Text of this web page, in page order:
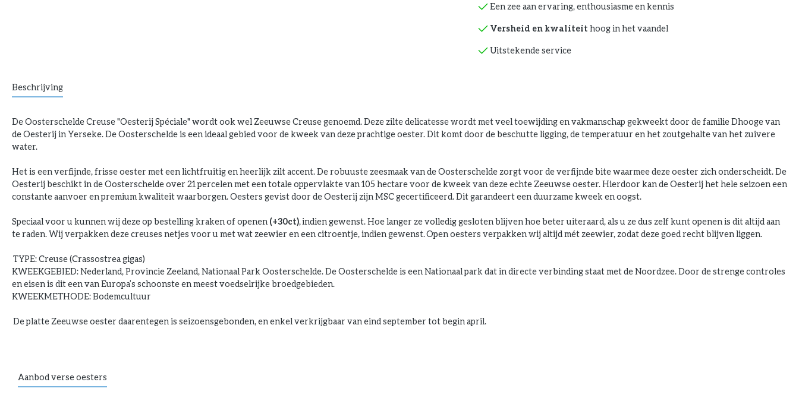
Een zee aan ervaring, enthousiasme en kennis
Versheid en kwaliteit hoog in het vaandel
Uitstekende service
Beschrijving
De Oosterschelde Creuse "Oesterij Spéciale" wordt ook wel Zeeuwse Creuse genoemd. Deze zilte delicatesse wordt met veel toewijding en vakmanschap gekweekt door de familie Dhooge van
de Oesterij in Yerseke. De Oosterschelde is een ideaal gebied voor de kweek van deze prachtige oester. Dit komt door de beschutte ligging, de temperatuur en het zoutgehalte van het zuivere
water.
Het is een verfijnde, frisse oester met een lichtfruitig en heerlijk zilt accent. De robuuste zeesmaak van de Oosterschelde zorgt voor de verfijnde bite waarmee deze oester zich onderscheidt. De
Oesterij beschikt in de Oosterschelde over 21 percelen met een totale oppervlakte van 105 hectare voor de kweek van deze echte Zeeuwse oester. Hierdoor kan de Oesterij het hele seizoen een
constante aanvoer en premium kwaliteit waarborgen. Oesters gevist door de Oesterij zijn MSC gecertificeerd. Dit garandeert een duurzame kweek en oogst.
Speciaal voor u kunnen wij deze op bestelling kraken of openen (+30ct), indien gewenst. Hoe langer ze volledig gesloten blijven hoe beter uiteraard, als u ze dus zelf kunt openen is dit altijd aan
te raden. Wij verpakken deze creuses netjes voor u met wat zeewier en een citroentje, indien gewenst. Open oesters verpakken wij altijd mét zeewier, zodat deze goed recht blijven liggen.
TYPE: Creuse (Crassostrea gigas)
KWEEKGEBIED: Nederland, Provincie Zeeland, Nationaal Park Oosterschelde. De Oosterschelde is een Nationaal park dat in directe verbinding staat met de Noordzee. Door de strenge controles
en eisen is dit een van Europa’s schoonste en meest voedselrijke broedgebieden.
KWEEKMETHODE: Bodemcultuur
De platte Zeeuwse oester daarentegen is seizoensgebonden, en enkel verkrijgbaar van eind september tot begin april.
Aanbod verse oesters